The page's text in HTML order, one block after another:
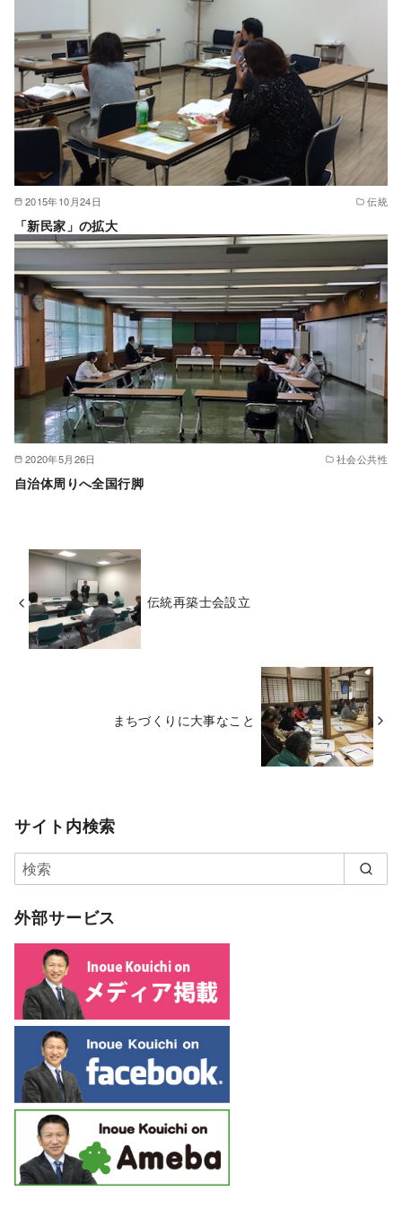
2015年10月24日 伝統
「新民家」の拡大
2020年5月26日 社会公共性
自治体周りへ全国行脚
伝統再築士会設立
まちづくりに大事なこと
サイト内検索
外部サービス